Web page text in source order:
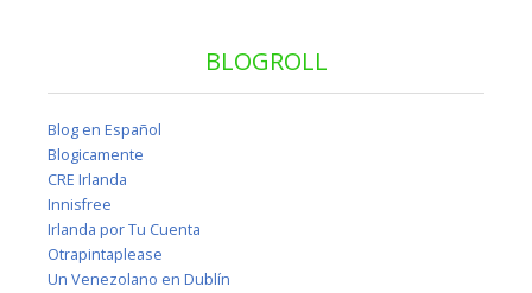
BLOGROLL
Blog en Español
Blogicamente
CRE Irlanda
Innisfree
Irlanda por Tu Cuenta
Otrapintaplease
Un Venezolano en Dublín